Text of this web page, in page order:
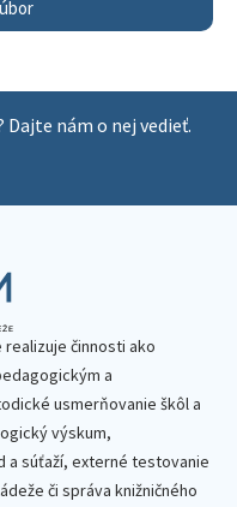
nám o nej vedieť.
činnosti ako
a
usmerňovanie škôl a
výskum,
a súťaží, externé testovanie
či správa knižničného